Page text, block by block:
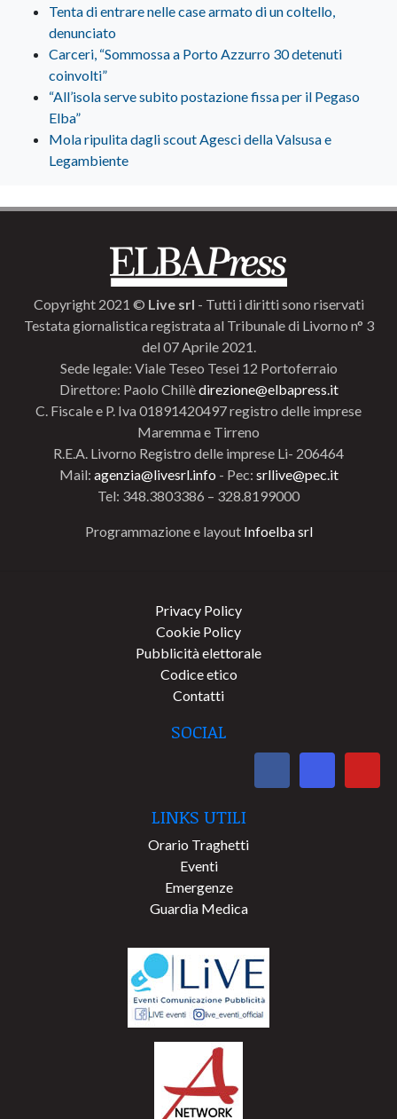
Tenta di entrare nelle case armato di un coltello,
denunciato
Carceri, “Sommossa a Porto Azzurro 30 detenuti
coinvolti”
“All’isola serve subito postazione fissa per il Pegaso
Elba”
Mola ripulita dagli scout Agesci della Valsusa e
Legambiente
Copyright 2021 © Live srl - Tutti i diritti sono riservati
Testata giornalistica registrata al Tribunale di Livorno n° 3
del 07 Aprile 2021.
Sede legale: Viale Teseo Tesei 12 Portoferraio
Direttore: Paolo Chillèdirezione@elbapress.it
C. Fiscale e P. Iva 01891420497 registro delle imprese
Maremma e Tirreno
R.E.A. Livorno Registro delle imprese Li- 206464
Mail: agenzia@livesrl.info - Pec: srllive@pec.it
Tel: 348.3803386 – 328.8199000
Programmazione e layout Infoelba srl
Privacy Policy
Cookie Policy
Pubblicità elettorale
Codice etico
Contatti
SOCIAL
LINKS UTILI
Orario Traghetti
Eventi
Emergenze
Guardia Medica